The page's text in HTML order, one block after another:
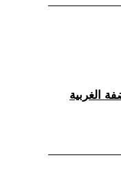
الغربية